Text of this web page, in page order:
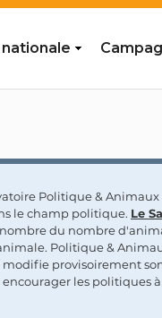
Politique & Animaux
le champ politique. Le
du nombre
Politique &
provisoirement
les politiques